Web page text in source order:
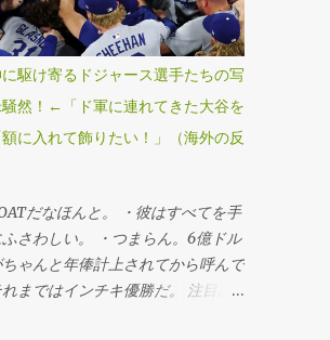
を切り抜けるなど、3回を無失点
リーズ3勝目を挙げた。「1番・投
者」で先発出場した大谷翔平投手
決勝3ランを被弾し、マウンドで両
きうなだれKO。打者としては第3
ルチ安打をマークするなど5打数
だった。 ・連覇だぜベイビー。
ロント！マリナーズファンとして感
・よおおおお！泣きそうだ。カー
めに嬉しすぎる。 ・よっしゃあ
MVPはヤマだ！ 注目記事（外部サ
駆け寄るドジャース選手たちの写
然！←「ド軍に連れてきた大谷を
に入れて飾りたい！」（海外の反
だなほんと。 ・彼はすべてを手
さわしい。 ・つまらん。6億ドル
ゃんと年俸計上されてから呼んで
まではインチキ優勝だ。 注目記